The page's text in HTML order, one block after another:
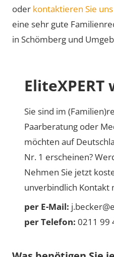
oder kontaktieren Sie uns
eine sehr gute
in Schömberg und
Sie sind im
Paarberatung oder
möchten auf
Nr. 1 erscheinen?
Nehmen Sie jetzt
unverbindlich Kontakt
per E-Mail:
per Telefon: 0211 99